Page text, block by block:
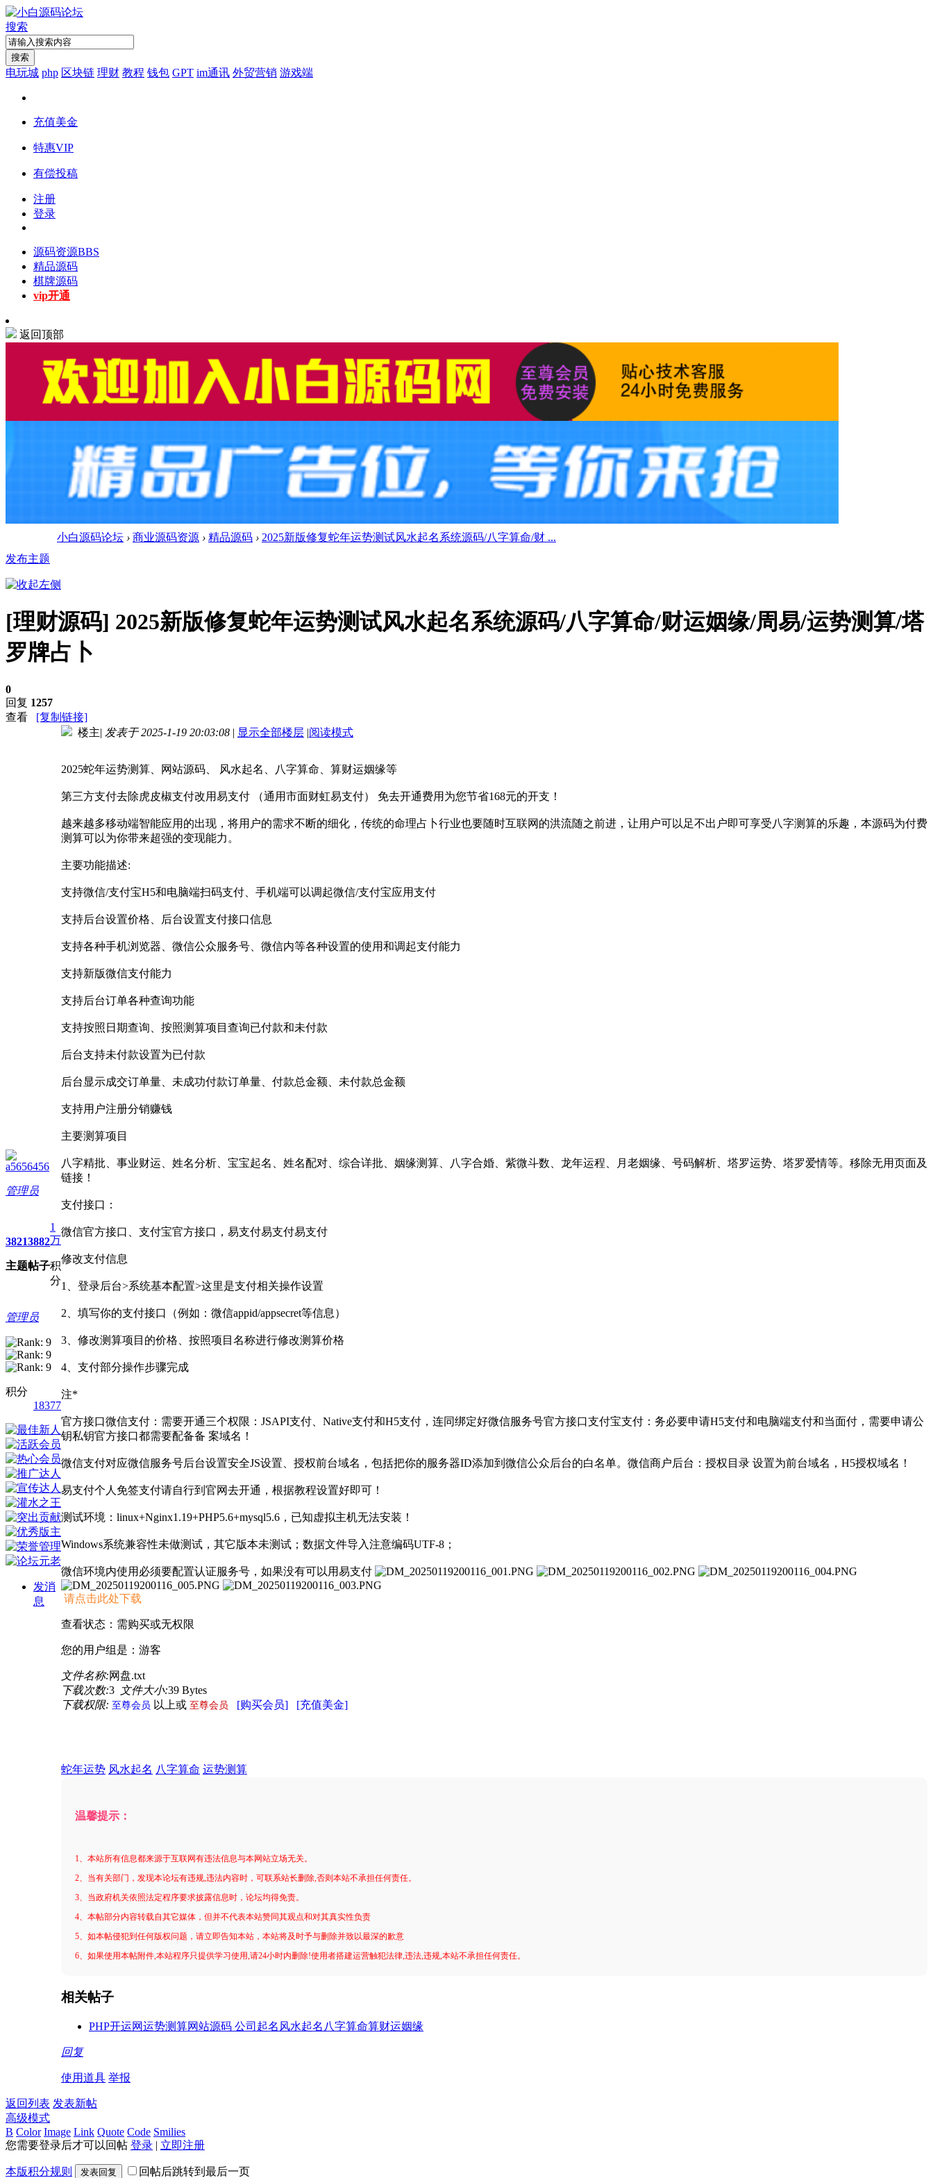
搜索
搜索
电玩城 php 区块链 理财 教程 钱包 GPT im通讯 外贸营销 游戏端
充值美金
特惠VIP
有偿投稿
注册
登录
源码资源BBS
精品源码
棋牌源码
vip开通
返回顶部
小白源码论坛 › 商业源码资源 › 精品源码 › 2025新版修复蛇年运势测试风水起名系统源码/八字算命/财 ...
发布主题
[理财源码] 2025新版修复蛇年运势测试风水起名系统源码/八字算命/财运姻缘/周易/运势测算/塔
罗牌占卜
0
回复 1257
查看
[复制链接]
a5656456
管理员
3821
主题
3882
帖子
1
万
积
分
管理员
积分
18377
发消
息
楼主| 发表于 2025-1-19 20:03:08 | 显示全部楼层 |阅读模式
2025蛇年运势测算、网站源码、 风水起名、八字算命、算财运姻缘等
第三方支付去除虎皮椒支付改用易支付 （通用市面财虹易支付） 免去开通费用为您节省168元的开支！
越来越多移动端智能应用的出现，将用户的需求不断的细化，传统的命理占卜行业也要随时互联网的洪流随之前进，让用户可以足不出户即可享受八字测算的乐趣，本源码为付费
测算可以为你带来超强的变现能力。
主要功能描述:
支持微信/支付宝H5和电脑端扫码支付、手机端可以调起微信/支付宝应用支付
支持后台设置价格、后台设置支付接口信息
支持各种手机浏览器、微信公众服务号、微信内等各种设置的使用和调起支付能力
支持新版微信支付能力
支持后台订单各种查询功能
支持按照日期查询、按照测算项目查询已付款和未付款
后台支持未付款设置为已付款
后台显示成交订单量、未成功付款订单量、付款总金额、未付款总金额
支持用户注册分销赚钱
主要测算项目
八字精批、事业财运、姓名分析、宝宝起名、姓名配对、综合详批、姻缘测算、八字合婚、紫微斗数、龙年运程、月老姻缘、号码解析、塔罗运势、塔罗爱情等。移除无用页面及
链接！
支付接口：
微信官方接口、支付宝官方接口，易支付易支付易支付
修改支付信息
1、登录后台>系统基本配置>这里是支付相关操作设置
2、填写你的支付接口（例如：微信appid/appsecret等信息）
3、修改测算项目的价格、按照项目名称进行修改测算价格
4、支付部分操作步骤完成
注*
官方接口微信支付：需要开通三个权限：JSAPI支付、Native支付和H5支付，连同绑定好微信服务号官方接口支付宝支付：务必要申请H5支付和电脑端支付和当面付，需要申请公
钥私钥官方接口都需要配备备 案域名！
微信支付对应微信服务号后台设置安全JS设置、授权前台域名，包括把你的服务器ID添加到微信公众后台的白名单。微信商户后台：授权目录 设置为前台域名，H5授权域名！
易支付个人免签支付请自行到官网去开通，根据教程设置好即可！
测试环境：linux+Nginx1.19+PHP5.6+mysql5.6，已知虚拟主机无法安装！
Windows系统兼容性未做测试，其它版本未测试；数据文件导入注意编码UTF-8；
微信环境内使用必须要配置认证服务号，如果没有可以用易支付
请点击此处下载
查看状态：需购买或无权限
您的用户组是：游客
文件名称:网盘.txt
下载次数:3 文件大小:39 Bytes
下载权限: 至尊会员 以上或 至尊会员 [购买会员] [充值美金]
蛇年运势 风水起名 八字算命 运势测算
温馨提示：
1、本站所有信息都来源于互联网有违法信息与本网站立场无关。
2、当有关部门，发现本论坛有违规,违法内容时，可联系站长删除,否则本站不承担任何责任。
3、当政府机关依照法定程序要求披露信息时，论坛均得免责。
4、本帖部分内容转载自其它媒体，但并不代表本站赞同其观点和对其真实性负责
5、如本帖侵犯到任何版权问题，请立即告知本站，本站将及时予与删除并致以最深的歉意
6、如果使用本帖附件,本站程序只提供学习使用,请24小时内删除!使用者搭建运营触犯法律,违法,违规,本站不承担任何责任。
相关帖子
PHP开运网运势测算网站源码 公司起名风水起名八字算命算财运姻缘
回复
使用道具 举报
返回列表 发表新帖
高级模式
B Color Image Link Quote Code Smilies
您需要登录后才可以回帖 登录 | 立即注册
本版积分规则 发表回复 回帖后跳转到最后一页